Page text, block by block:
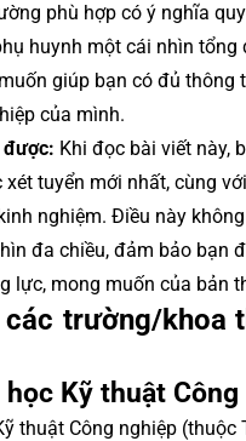
phù hợp có ý nghĩa
huynh một cái nhìn
giúp bạn có đủ
của mình.
được: Khi đọc bài viết này,
tuyển mới nhất, cùng
nghiệm. Điều này
đa chiều, đảm bảo bạn
lực, mong muốn của bản
các trường/khoa
Kỹ thuật Công
thuật Công nghiệp